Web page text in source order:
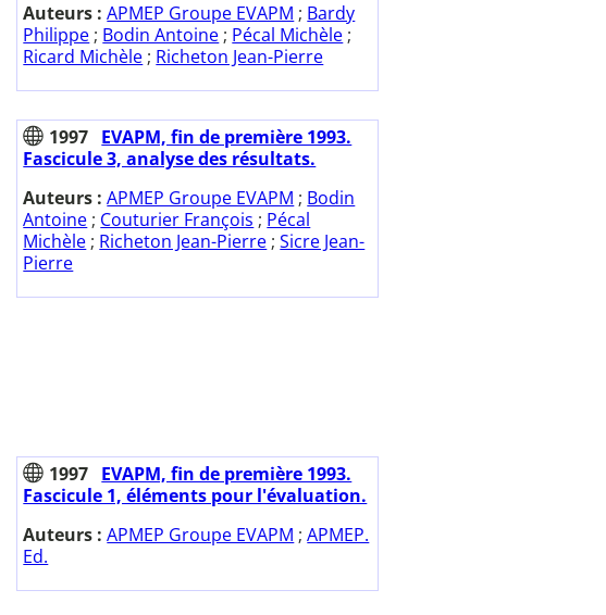
Auteurs :APMEP Groupe EVAPM ; Bardy
Philippe ; Bodin Antoine ; Pécal Michèle ;
Ricard Michèle ; Richeton Jean-Pierre
1997 EVAPM, fin de première 1993.
Fascicule 3, analyse des résultats.
Auteurs :APMEP Groupe EVAPM ; Bodin
Antoine ; Couturier François ; Pécal
Michèle ; Richeton Jean-Pierre ;Sicre Jean-
Pierre
1997 EVAPM, fin de première 1993.
Fascicule 1, éléments pour l'évaluation.
Auteurs :APMEP Groupe EVAPM ;APMEP.
Ed.